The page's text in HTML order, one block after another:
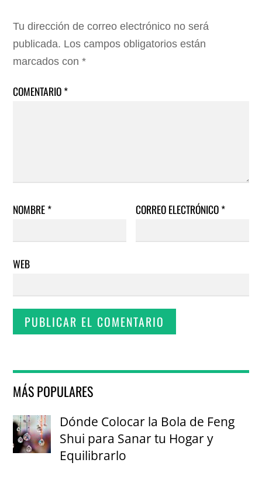
Tu dirección de correo electrónico no será
publicada. Los campos obligatorios están
marcados con*
COMENTARIO*
NOMBRE* CORREO ELECTRÓNICO*
WEB
MÁS POPULARES
Dónde Colocar la Bola de Feng
Shui para Sanar tu Hogar y
Equilibrarlo